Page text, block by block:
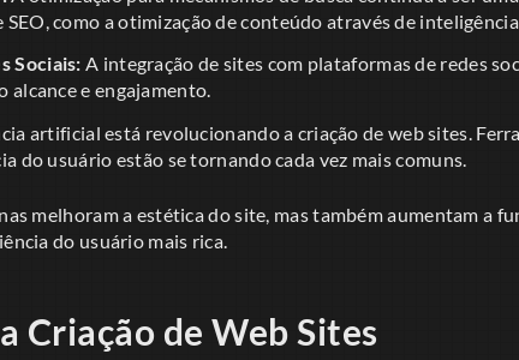
SEO, como a otimização de conteúdo através de
Sociais: A integração de sites com plataformas de redes
alcance e engajamento.
artificial está revolucionando a criação de web sites.
do usuário estão se tornando cada vez mais comuns.
melhoram a estética do site, mas também aumentam a
do usuário mais rica.
Criação de Web Sites